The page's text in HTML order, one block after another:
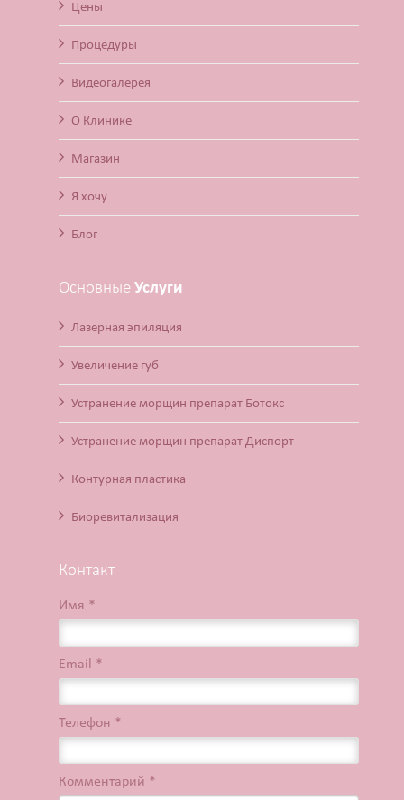
Цены
Процедуры
Видеогалерея
О Клинике
Магазин
Я хочу
Блог
Основные Услуги
Лазерная эпиляция
Увеличение губ
Устранение морщин препарат Ботокс
Устранение морщин препарат Диспорт
Контурная пластика
Биоревитализация
Контакт
Имя *
Email *
Телефон *
Комментарий *